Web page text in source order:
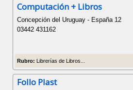
Computación + Libros
Concepción del Uruguay - España 12
03442 431162
Rubro: Librerías de Libros...
Follo Plast